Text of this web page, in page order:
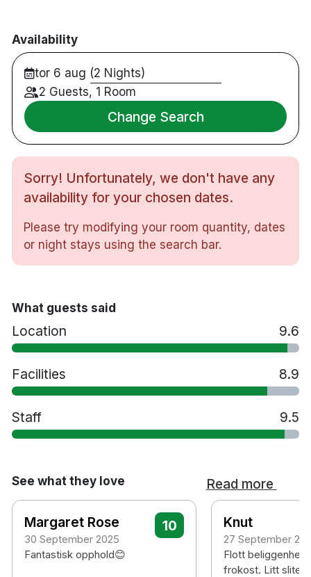
mysiga rum - få mentala påfyllningar i magiska
Valdres.
139 rum
Badrum med dusch
Gratis WiFi
TV
Skrivbord
Hårtork
Strykjärn/strykbräda på begäran
Room service
Bastu
Restaurang
Bar
Tvättservice
Tidig incheckning mot en avgift - i mån av
plats
Spjälsäng mot en avgift
Extrasäng mot en avgift
Handikappsanpassade rum finns tillgängliga
Gratis parkering
5 minuters promenad till Fagernes Shopping
2 timmars bilresa till Oslo Gardermoen
flygplats
Availability
tor 6 aug (2 Nights)
2 Guests, 1 Room
Change Search
Sorry! Unfortunately, we don't have any
availability for your chosen dates.
Please try modifying your room quantity, dates
or night stays using the search bar.
What guests said
Location 9.6
Facilities 8.9
Staff 9.5
See what they love Read more
Margaret Rose
30 September 2025
10
Fantastisk opphold😊
Knut
27 September
Flott beliggenhet,
frokost. Litt